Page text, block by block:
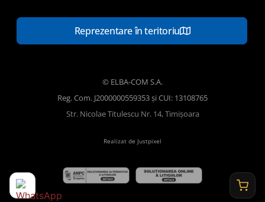
Reprezentare în teritoriu
© ELBA-COM S.A.
Reg. Com. J2000000559353 și CUI: 13108765
Str. Nicolae Titulescu Nr. 14, Timișoara
Realizat de Justpixel